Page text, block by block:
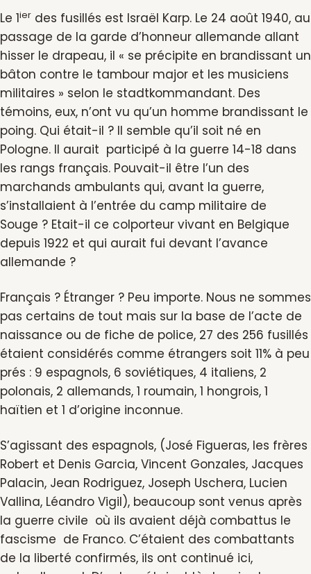
Le 1ier des fusillés est Israël Karp. Le 24 août 1940, au
passage de la garde d’honneur allemande allant
hisser le drapeau, il « se précipite en brandissant un
bâton contre le tambour major et les musiciens
militaires » selon le stadtkommandant. Des
témoins, eux, n’ont vu qu’un homme brandissant le
poing. Qui était-il ? Il semble qu’il soit né en
Pologne. Il aurait participé à la guerre 14-18 dans
les rangs français. Pouvait-il être l’un des
marchands ambulants qui, avant la guerre,
s’installaient à l’entrée du camp militaire de
Souge ? Etait-il ce colporteur vivant en Belgique
depuis 1922 et qui aurait fui devant l’avance
allemande ?
Français ? Étranger ? Peu importe. Nous ne sommes
pas certains de tout mais sur la base de l’acte de
naissance ou de fiche de police, 27 des 256 fusillés
étaient considérés comme étrangers soit 11% à peu
prés : 9 espagnols, 6 soviétiques, 4 italiens, 2
polonais, 2 allemands, 1 roumain, 1 hongrois, 1
haïtien et 1 d’origine inconnue.
S’agissant des espagnols, (José Figueras, les frères
Robert et Denis Garcia, Vincent Gonzales, Jacques
Palacin, Jean Rodriguez, Joseph Uschera, Lucien
Vallina, Léandro Vigil), beaucoup sont venus après
la guerre civile où ils avaient déjà combattus le
fascisme de Franco. C’étaient des combattants
de la liberté confirmés, ils ont continué ici,